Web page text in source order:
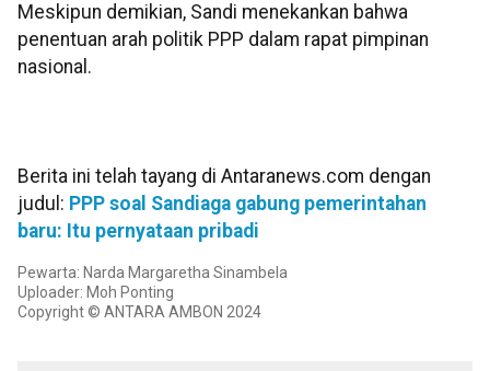
Meskipun demikian, Sandi menekankan bahwa
penentuan arah politik PPP dalam rapat pimpinan
nasional.
Berita ini telah tayang di Antaranews.com dengan
judul: PPP soal Sandiaga gabung pemerintahan
baru: Itu pernyataan pribadi
Pewarta: Narda Margaretha Sinambela
Uploader: Moh Ponting
Copyright © ANTARA AMBON 2024